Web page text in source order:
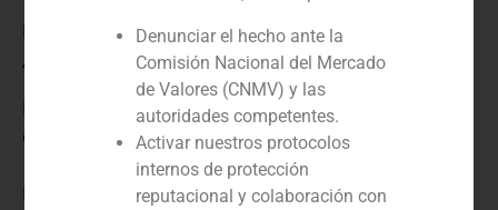
Financial advisor to the seller
Año:
Cliente:
Denunciar el hecho ante la
Comisión Nacional del Mercado
de Valores (CNMV) y las
autoridades competentes.
Activar nuestros protocolos
internos de protección
reputacional y colaboración con